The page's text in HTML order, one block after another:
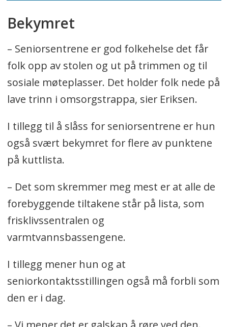
Bekymret
– Seniorsentrene er god folkehelse det får
folk opp av stolen og ut på trimmen og til
sosiale møteplasser. Det holder folk nede på
lave trinn i omsorgstrappa, sier Eriksen.
I tillegg til å slåss for seniorsentrene er hun
også svært bekymret for flere av punktene
på kuttlista.
– Det som skremmer meg mest er at alle de
forebyggende tiltakene står på lista, som
frisklivssentralen og
varmtvannsbassengene.
I tillegg mener hun og at
seniorkontaktsstillingen også må forbli som
den er i dag.